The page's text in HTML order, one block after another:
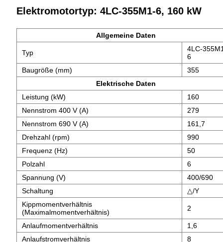
Elektromotortyp: 4LC-355M1-6, 160 kW
Allgemeine Daten
Typ
4LC-
6
Baugröße (mm)
355
Elektrische Daten
Leistung (kW)
160
Nennstrom 400 V (A)
279
Nennstrom 690 V (A)
161,7
Drehzahl (rpm)
990
Frequenz (Hz)
50
Polzahl
6
Spannung (V)
400/690
Schaltung
△/Y
Kippmomentverhältnis
(Maximalmomentverhältnis)
2
Anlaufmomentverhältnis
1,6
Anlaufstromverhältnis
8